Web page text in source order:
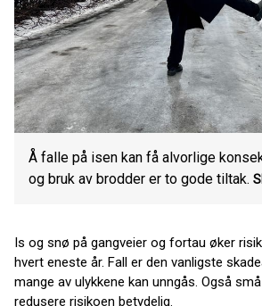
Å falle på isen kan få alvorlige
og bruk av brodder er to gode tiltak.
Is og snø på gangveier og fortau øker
hvert eneste år. Fall er den vanligste
mange av ulykkene kan unngås. Også
redusere risikoen betydelig.